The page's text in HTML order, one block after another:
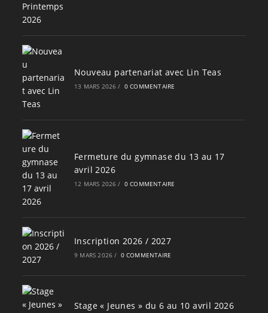
Nouveau partenariat avec Lin Teas
13 MARS 2026 / 0 COMMENTAIRE
Fermeture du gymnase du 13 au 17
avril 2026
12 MARS 2026 / 0 COMMENTAIRE
Inscription 2026 / 2027
9 MARS 2026 / 0 COMMENTAIRE
Stage « Jeunes » du 6 au 10 avril 2026